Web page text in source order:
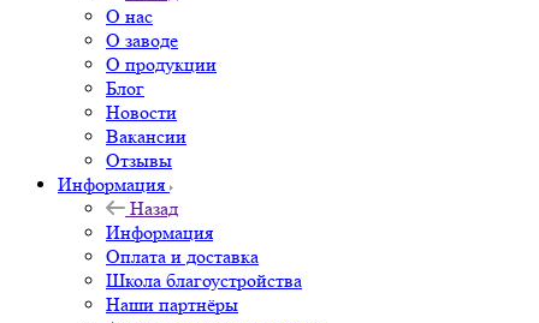
О нас
О заводе
О продукции
Блог
Новости
Вакансии
Отзывы
Информация
Назад
Информация
Оплата и доставка
Школа благоустройства
Наши партнёры